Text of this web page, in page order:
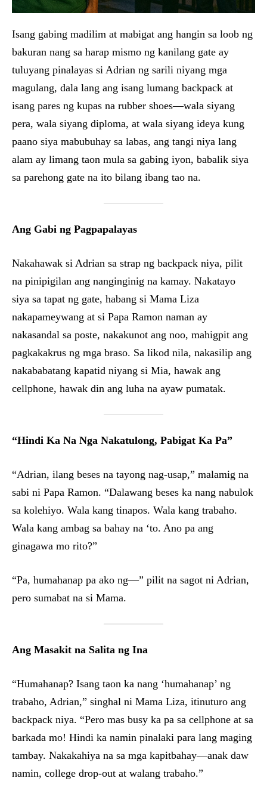
Isang gabing madilim at mabigat ang hangin sa loob ng
bakuran nang sa harap mismo ng kanilang gate ay
tuluyang pinalayas si Adrian ng sarili niyang mga
magulang, dala lang ang isang lumang backpack at
isang pares ng kupas na rubber shoes—wala siyang
pera, wala siyang diploma, at wala siyang ideya kung
paano siya mabubuhay sa labas, ang tangi niya lang
alam ay limang taon mula sa gabing iyon, babalik siya
sa parehong gate na ito bilang ibang tao na.
Ang Gabi ng Pagpapalayas
Nakahawak si Adrian sa strap ng backpack niya, pilit
na pinipigilan ang nanginginig na kamay. Nakatayo
siya sa tapat ng gate, habang si Mama Liza
nakapameywang at si Papa Ramon naman ay
nakasandal sa poste, nakakunot ang noo, mahigpit ang
pagkakakrus ng mga braso. Sa likod nila, nakasilip ang
nakababatang kapatid niyang si Mia, hawak ang
cellphone, hawak din ang luha na ayaw pumatak.
“Hindi Ka Na Nga Nakatulong, Pabigat Ka Pa”
“Adrian, ilang beses na tayong nag-usap,” malamig na
sabi ni Papa Ramon. “Dalawang beses ka nang nabulok
sa kolehiyo. Wala kang tinapos. Wala kang trabaho.
Wala kang ambag sa bahay na ‘to. Ano pa ang
ginagawa mo rito?”
“Pa, humahanap pa ako ng—” pilit na sagot ni Adrian,
pero sumabat na si Mama.
Ang Masakit na Salita ng Ina
“Humahanap? Isang taon ka nang ‘humahanap’ ng
trabaho, Adrian,” singhal ni Mama Liza, itinuturo ang
backpack niya. “Pero mas busy ka pa sa cellphone at sa
barkada mo! Hindi ka namin pinalaki para lang maging
tambay. Nakakahiya na sa mga kapitbahay—anak daw
namin, college drop-out at walang trabaho.”